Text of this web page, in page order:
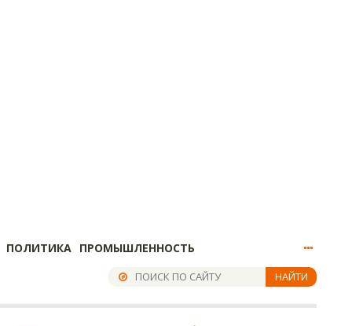
ПОЛИТИКА ПРОМЫШЛЕННОСТЬ
НАЙТИ